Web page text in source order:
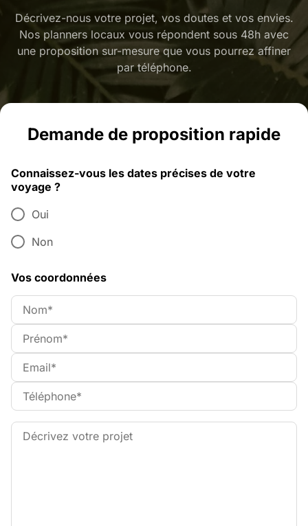
Décrivez-nous votre projet, vos doutes et vos envies.
Nos planners locaux vous répondent sous 48h avec
une proposition sur-mesure que vous pourrez affiner
par téléphone.
Demande de proposition rapide
Connaissez-vous les dates précises de votre
voyage ?
Oui
Non
Vos coordonnées